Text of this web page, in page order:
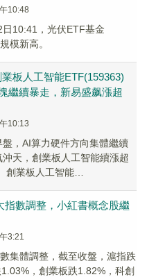
10:48
10:41，光伏ETF基金
模新高。
板人工智能ETF(159363)
繼續暴走，新易盛飙漲超
10:13
，AI算力硬件方向集體繼續
天，創業板人工智能續漲超
創業板人工智能
指數調整，小紅書概念股繼
3:21
集體調整，截至收盤，滬指跌
，創業板跌1.82%，科創